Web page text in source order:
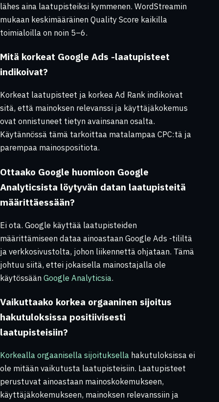
lähes aina laatupisteiksi kymmenen. WordStreamin
mukaan keskimääräinen Quality Score kaikilla
toimialoilla on noin 5–6.
Mitä korkeat Google Ads -laatupisteet
indikoivat?
Korkeat laatupisteet ja korkea Ad Rank indikoivat
sitä, että mainoksen relevanssi ja käyttäjäkokemus
ovat onnistuneet tietyn avainsanan osalta.
Käytännössä tämä tarkoittaa matalampaa CPC:tä ja
parempaa mainospositiota.
Ottaako Google huomioon Google
Analyticsista löytyvän datan laatupisteitä
määrittäessään?
Ei ota. Google käyttää laatupisteiden
määrittämiseen dataa ainoastaan Google Ads -tililtä
ja verkkosivustolta, johon liikennettä ohjataan. Tämä
johtuu siitä, ettei jokaisella mainostajalla ole
käytössäänGoogle Analyticsia.
Vaikuttaako korkea orgaaninen sijoitus
hakutuloksissa positiivisesti
laatupisteisiin?
Korkealla orgaanisella sijoituksella hakutuloksissa ei
ole mitään vaikutusta laatupisteisiin. Laatupisteet
perustuvat ainoastaan mainoskokemukseen,
käyttäjäkokemukseen, mainoksen relevanssiin ja